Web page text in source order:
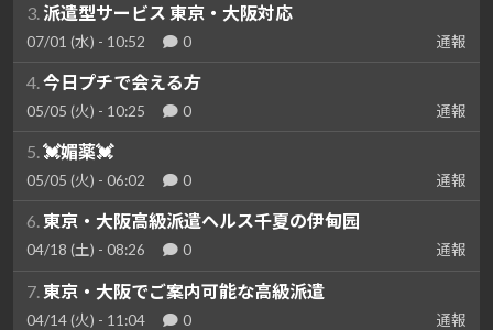
3. 派遣型サービス 東京・大阪対応
07/01 (水) - 10:52 0 通報
4.今日プチで会える方
05/05 (火) - 10:25 0 通報
5.💓媚薬💓
05/05 (火) - 06:02 0 通報
6. 東京・大阪高級派遣ヘルス千夏の伊甸园
04/18 (土) - 08:26 0 通報
7. 東京・大阪でご案内可能な高級派遣
04/14 (火) - 11:04 0 通報